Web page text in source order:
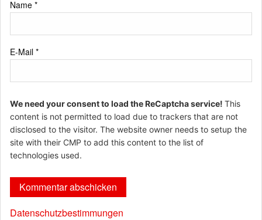
Name *
E-Mail *
We need your consent to load the ReCaptcha service! This
content is not permitted to load due to trackers that are not
disclosed to the visitor. The website owner needs to setup the
site with their CMP to add this content to the list of
technologies used.
Datenschutzbestimmungen